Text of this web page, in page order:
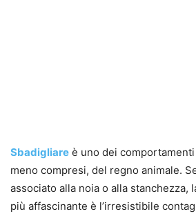
Sbadigliare è uno dei
meno compresi, del regno animale.
associato alla noia o alla stanchezza,
più affascinante è l’irresistibile